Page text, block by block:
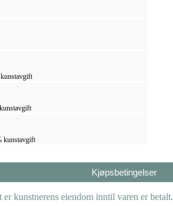
kunstavgift
Kjøpsbetingelser
kunstnerens eiendom inntil varen er betalt.